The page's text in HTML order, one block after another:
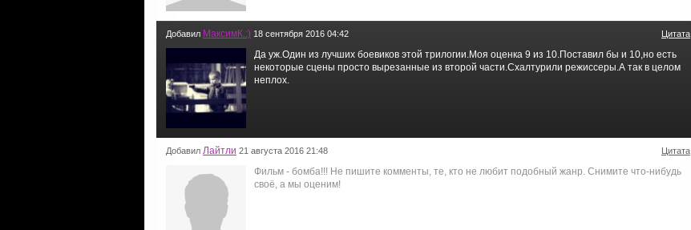
Добавил МаксимК.:) 18 сентября 2016 04:42 Цитата
Да уж.Один из лучших боевиков этой трилогии.Моя оценка 9 из 10.Поставил бы и 10,но есть
некоторые сцены просто вырезанные из второй части.Схалтурили режиссеры.А так в целом
неплох.
Добавил Лайтли 21 августа 2016 21:48 Цитата
Фильм - бомба!!! Не пишите комменты, те, кто не любит подобный жанр. Снимите что-нибудь
своё, а мы оценим!